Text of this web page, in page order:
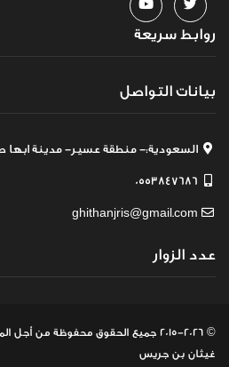
روابط سريعة
بيانات التواصل
السعودية:- منطقة عسير- مدينة ابها ص –
0553847686
ghithanjris@gmail.com
عدد الزوار
© 2015-2026 جميع الحقوق محفوظة
من أجل
غيثان بن جريس